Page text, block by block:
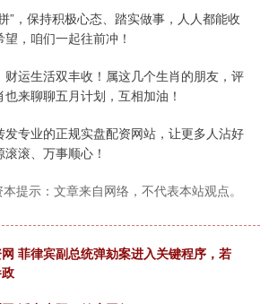
”，保持积极心态、踏实做事，人人都能收
，咱们一起往前冲！
运生活双丰收！属这几个生肖的朋友，评
来聊聊五月计划，互相加油！
专业的正规实盘配资网站，让更多人沾好
滚、万事顺心！
提示：文章来自网络，不代表本站观点。
菲律宾副总统弹劾案进入关键程序，若